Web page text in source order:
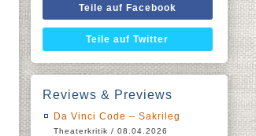
Teile auf Facebook
Teile auf Twitter
Reviews & Previews
Da Vinci Code – Sakrileg
Theaterkritik / 08.04.2026